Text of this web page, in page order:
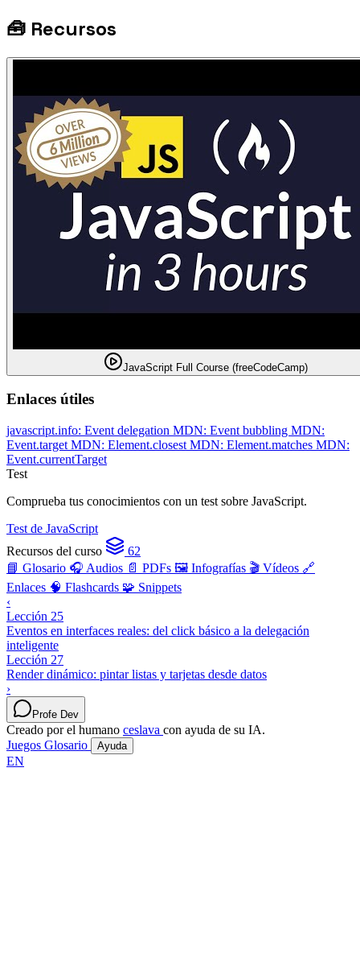
🧰 Recursos
JavaScript Full Course (freeCodeCamp)
Enlaces útiles
javascript.info: Event delegation MDN: Event bubbling MDN:
Event.target MDN: Element.closest MDN: Element.matches MDN:
Event.currentTarget
Test
Comprueba tus conocimientos con un test sobre JavaScript.
Test de JavaScript
Recursos del curso
62
📘 Glosario 🎧 Audios 📄 PDFs 🖼️ Infografías 🎬 Vídeos 🔗
Enlaces 🧠 Flashcards 🧩 Snippets
‹
Lección 25
Eventos en interfaces reales: del click básico a la delegación
inteligente
Lección 27
Render dinámico: pintar listas y tarjetas desde datos
›
Profe Dev
Creado por el humano ceslava con ayuda de su IA.
Juegos Glosario Ayuda
EN